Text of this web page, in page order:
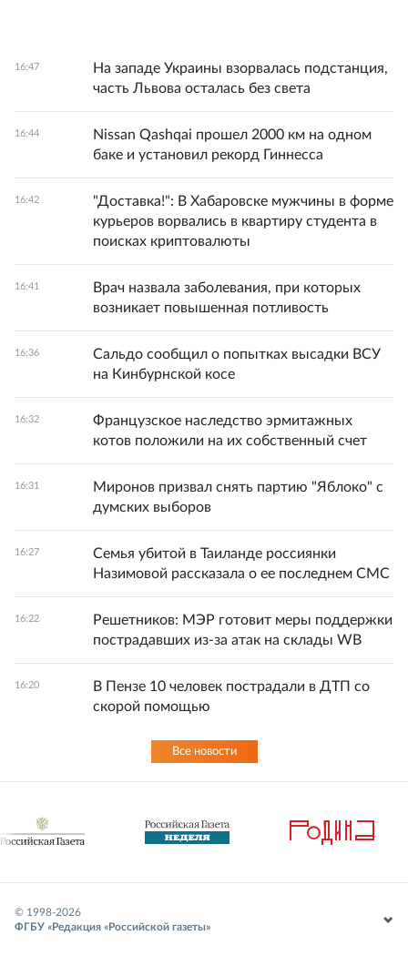
16:47
На западе Украины взорвалась подстанция,
часть Львова осталась без света
16:44
Nissan Qashqai прошел 2000 км на одном
баке и установил рекорд Гиннесса
16:42
"Доставка!": В Хабаровске мужчины в форме
курьеров ворвались в квартиру студента в
поисках криптовалюты
16:41
Врач назвала заболевания, при которых
возникает повышенная потливость
16:36
Сальдо сообщил о попытках высадки ВСУ
на Кинбурнской косе
16:32
Французское наследство эрмитажных
котов положили на их собственный счет
16:31
Миронов призвал снять партию "Яблоко" с
думских выборов
16:27
Семья убитой в Таиланде россиянки
Назимовой рассказала о ее последнем СМС
16:22
Решетников: МЭР готовит меры поддержки
пострадавших из-за атак на склады WB
16:20
В Пензе 10 человек пострадали в ДТП со
скорой помощью
Все новости
© 1998-2026
ФГБУ «Редакция «Российской газеты»